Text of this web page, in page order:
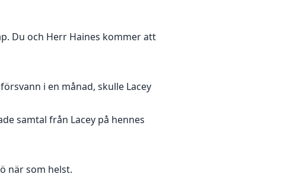
Du och Herr Haines kommer att
i en månad, skulle Lacey
samtal från Lacey på hennes
när som helst.